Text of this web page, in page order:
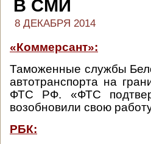
В СМИ
8 ДЕКАБРЯ 2014
«Коммерсант»:
Таможенные службы
автотранспорта на
ФТС РФ. «ФТС
возобновили свою
РБК: